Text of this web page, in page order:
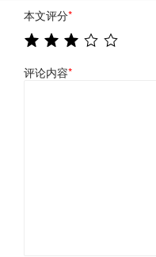
本文评分*
评论内容*